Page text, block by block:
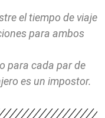
el tiempo de viaje
para ambos
para cada par de
es un impostor.